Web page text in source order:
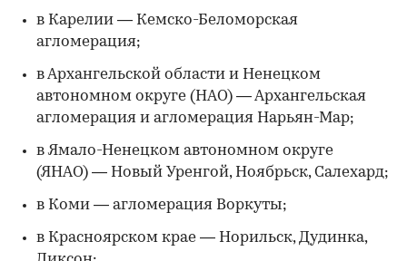
в Карелии — Кемско-Беломорская
агломерация;
в Архангельской области и Ненецком
автономном округе (НАО) — Архангельская
агломерация и агломерация Нарьян-Мар;
в Ямало-Ненецком автономном округе
(ЯНАО) — Новый Уренгой, Ноябрьск, Салехард;
в Коми — агломерация Воркуты;
в Красноярском крае — Норильск, Дудинка,